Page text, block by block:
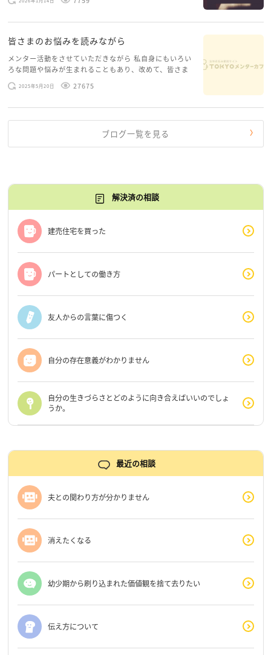
層心理）に触れることで、まったく違う角度から解決の
皆さまのお悩みを読みながら
メンター活動をさせていただきながら 私自身にもいろい
ろな問題や悩みが生まれることもあり、改めて、皆さま
のお悩みを読みながら 「みんな、もがいてる。わたし
だけじゃないんだな」と、逆に励まされるような日々で
2025年5月20日 27675
ブログ一覧を見る
解決済の相談
建売住宅を買った
パートとしての働き方
友人からの言葉に傷つく
自分の存在意義がわかりません
自分の生きづらさとどのように向き合えばいいのでしょ
うか。
最近の相談
夫との関わり方が分かりません
消えたくなる
幼少期から刷り込まれた価値観を捨て去りたい
伝え方について